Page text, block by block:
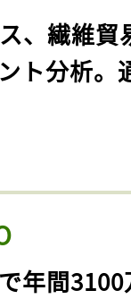
、繊維貿
ト分析。
年間